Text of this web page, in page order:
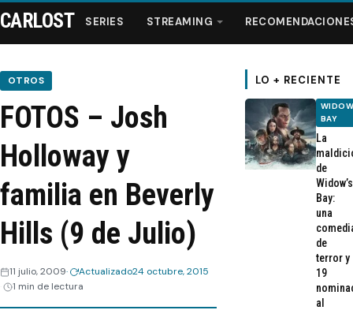
Series
Streaming
Recomendaciones
Webisodios
CARLOST SERIES STREAMING
OTROS
FOTOS – Josh
Holloway y
familia en Beverly
Hills (9 de Julio)
11 julio, 2009 Actualizado24 octubre, 2015
1 min de lectura
LO + RECIENTE
BAY
La
de
Widow’s
Bay:
una
de
terror y
19
al